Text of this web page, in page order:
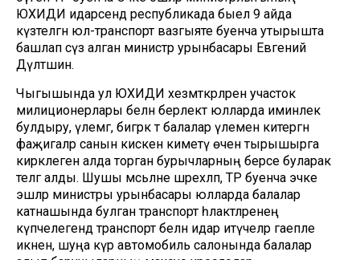
ЮХИДИ идарәсендә республикада быел 9 айда
күзәтелгән юл-транспорт вазгыяте буенча утырышта
башлап сүз алган министр урынбасары Евгений
Дәүләтшин.
Чыгышында ул ЮХИДИ хезмәткәрләренә участок
милиционерлары белән берлектә юлларда иминлек
булдыру, үлемгә, бигрәк тә балалар үлеменә китергән
фаҗигаләр санын кискен киметү өчен тырышырга
кирәклеген алда торган бурычларның берсе буларак
телгә алды. Шушы мәсьәләне шәрехләп, ТР буенча эчке
эшләр министры урынбасары юлларда балалар
катнашында булган транспорт һәлакәтләренең
күпчелегендә транспорт белән идарә итүчеләр гаепле
икәнен, шуңа күрә автомобиль салонында балалар